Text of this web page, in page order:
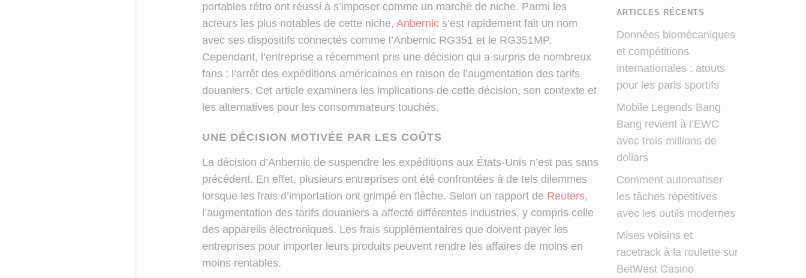
portables rétro ont réussi à s’imposer comme un marché de niche. Parmi les
acteurs les plus notables de cette niche, Anbernics’est rapidement fait un nom
avec ses dispositifs connectés comme l’Anbernic RG351 et le RG351MP.
Cependant, l’entreprise a récemment pris une décision qui a surpris de nombreux
fans : l’arrêt des expéditions américaines en raison de l’augmentation des tarifs
douaniers. Cet article examinera les implications de cette décision, son contexte et
les alternatives pour les consommateurs touchés.
UNE DÉCISION MOTIVÉE PAR LES COÛTS
La décision d’Anbernic de suspendre les expéditions aux États-Unis n’est pas sans
précédent. En effet, plusieurs entreprises ont été confrontées à de tels dilemmes
lorsque les frais d’importation ont grimpé en flèche. Selon un rapport de Reuters,
l’augmentation des tarifs douaniers a affecté différentes industries, y compris celle
des appareils électroniques. Les frais supplémentaires que doivent payer les
entreprises pour importer leurs produits peuvent rendre les affaires de moins en
moins rentables.
ARTICLES RÉCENTS
Données biomécaniques
et compétitions
internationales : atouts
pour les paris sportifs
Mobile Legends Bang
Bang revient à l’EWC
avec trois millions de
dollars
Comment automatiser
les tâches répétitives
avec les outils modernes
Mises voisins et
racetrack à la roulette sur
BetWest Casino